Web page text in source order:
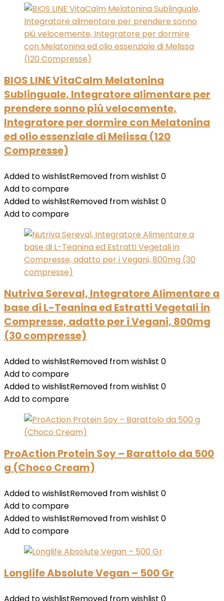
BIOS LINE VitaCalm Melatonina
Sublinguale, Integratore alimentare per
prendere sonno più velocemente,
Integratore per dormire con Melatonina
ed olio essenziale di Melissa (120
Compresse)
Added to wishlistRemoved from wishlist 0
Add to compare
Added to wishlistRemoved from wishlist 0
Add to compare
Nutriva Sereval, Integratore Alimentare a
base di L-Teanina ed Estratti Vegetali in
Compresse, adatto per i Vegani, 800mg
(30 compresse)
Added to wishlistRemoved from wishlist 0
Add to compare
Added to wishlistRemoved from wishlist 0
Add to compare
ProAction Protein Soy – Barattolo da 500
g (Choco Cream)
Added to wishlistRemoved from wishlist 0
Add to compare
Added to wishlistRemoved from wishlist 0
Add to compare
Longlife Absolute Vegan – 500 Gr